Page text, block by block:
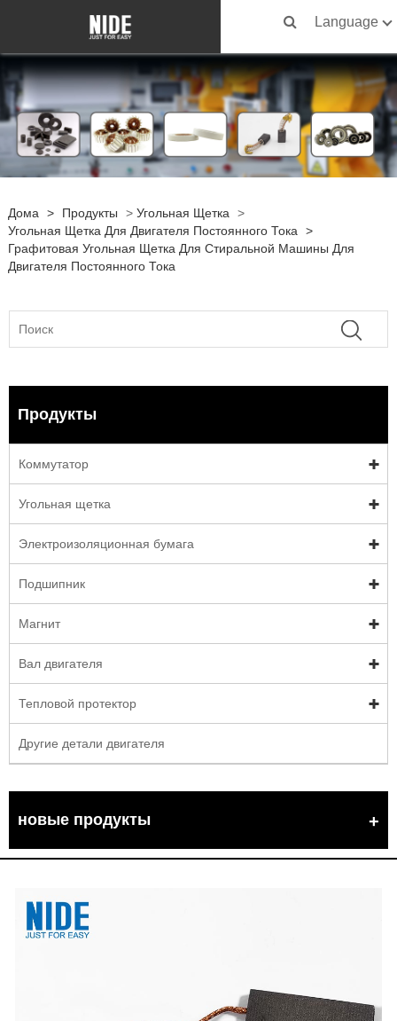
Language
Дома > Продукты > Угольная Щетка
>
Угольная Щетка Для Двигателя Постоянного Тока
>
Графитовая Угольная Щетка Для Стиральной Машины Для
Двигателя Постоянного Тока
Продукты
Коммутатор
Угольная щетка
Электроизоляционная бумага
Подшипник
Магнит
Вал двигателя
Тепловой протектор
Другие детали двигателя
новые продукты